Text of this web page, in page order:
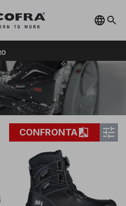
CONFRONTAcompare tune